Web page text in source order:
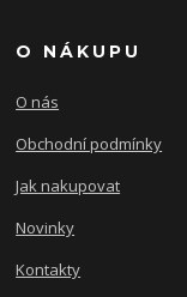
O NÁKUPU
O nás
Obchodní podmínky
Jak nakupovat
Novinky
Kontakty